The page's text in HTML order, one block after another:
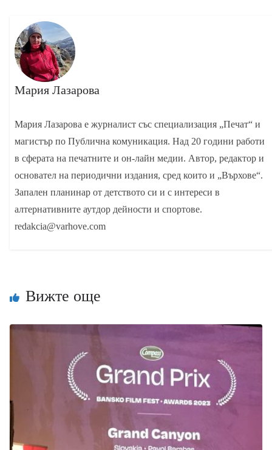
Мария Лазарова
Мария Лазарова е журналист със специализация „Печат“ и
магистър по Публична комуникация. Над 20 години работи
в сферата на печатните и он-лайн медии. Автор, редактор и
основател на периодични издания, сред които и „Върхове“.
Запален планинар от детството си и с интереси в
алтернативните аутдор дейности и спортове.
redakcia@varhove.com
Вижте още